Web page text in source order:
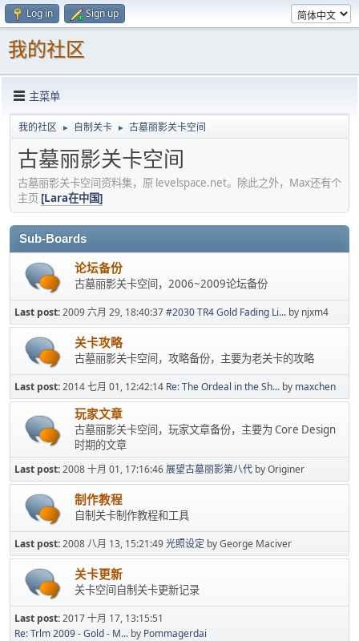
Log in Sign up
我的社区
主菜单
我的社区 ► 自制关卡 ► 古墓丽影关卡空间
古墓丽影关卡空间
古墓丽影关卡空间资料集，原 levelspace.net。除此之外，Max还有个
主页 [Lara在中国]
Sub-Boards
论坛备份
古墓丽影关卡空间，2006~2009论坛备份
Last post:2009 六月 29, 18:40:37#2030 TR4 Gold Fading Li... by njxm4
关卡攻略
古墓丽影关卡空间，攻略备份，主要为老关卡的攻略
Last post:2014 七月 01, 12:42:14 Re: The Ordeal in the Sh... by maxchen
玩家文章
古墓丽影关卡空间，玩家文章备份，主要为 Core Design
时期的文章
Last post:2008 十月 01, 17:16:46展望古墓丽影第八代 by Originer
制作教程
自制关卡制作教程和工具
Last post:2008 八月 13, 15:21:49光照设定 by George Maciver
关卡更新
关卡空间自制关卡更新记录
Last post:2017 十月 17, 13:15:51
Re: Trlm 2009 - Gold - M... by Pommagerdai